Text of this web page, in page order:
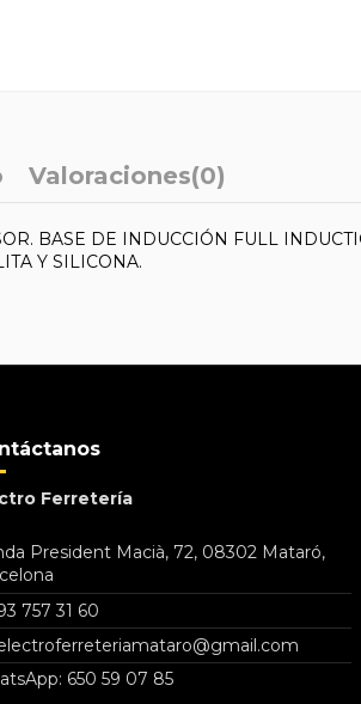
Valoraciones(0)
BASE DE INDUCCIÓN FULL
Y SILICONA.
Ferretería
President Macià, 72, 08302 Mataró,
757 31 60
650 59 07 85